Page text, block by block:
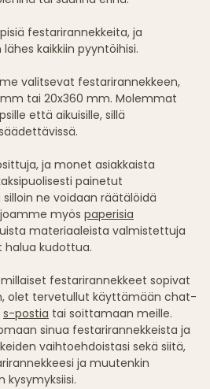
festarirannekkeita, ja
kaikkiin pyyntöihisi.
valitsevat festarirannekkeen,
tai 20x360 mm. Molemmat
että aikuisille, sillä
ja monet asiakkaista
painetut
ne voidaan räätälöidä
myös paperisia
materiaaleista valmistettuja
halua kudottua.
festarirannekkeet sopivat
olet tervetullut käyttämään chat-
s-postia tai soittamaan meille.
sinua festarirannekkeista ja
vaihtoehdoistasi sekä siitä,
ja muutenkin
kysymyksiisi.